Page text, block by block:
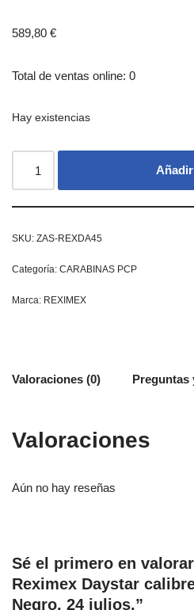
589,80 €
Total de ventas online: 0
Hay existencias
SKU: ZAS-REXDA45
Categoría: CARABINAS PCP
Marca: REXIMEX
Valoraciones (0) Preguntas
Valoraciones
Aún no hay reseñas
Sé el primero en
Reximex Daystar
Negro. 24 julios.”